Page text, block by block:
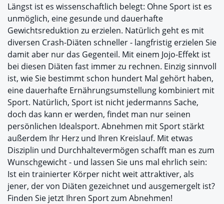
Längst ist es wissenschaftlich belegt: Ohne Sport ist es
unmöglich, eine gesunde und dauerhafte
Gewichtsreduktion zu erzielen. Natürlich geht es mit
diversen Crash-Diäten schneller - langfristig erzielen Sie
damit aber nur das Gegenteil. Mit einem Jojo-Effekt ist
bei diesen Diäten fast immer zu rechnen. Einzig sinnvoll
ist, wie Sie bestimmt schon hundert Mal gehört haben,
eine dauerhafte Ernährungsumstellung kombiniert mit
Sport. Natürlich, Sport ist nicht jedermanns Sache,
doch das kann er werden, findet man nur seinen
persönlichen Idealsport. Abnehmen mit Sport stärkt
außerdem Ihr Herz und Ihren Kreislauf. Mit etwas
Disziplin und Durchhaltevermögen schafft man es zum
Wunschgewicht - und lassen Sie uns mal ehrlich sein:
Ist ein trainierter Körper nicht weit attraktiver, als
jener, der von Diäten gezeichnet und ausgemergelt ist?
Finden Sie jetzt Ihren Sport zum Abnehmen!